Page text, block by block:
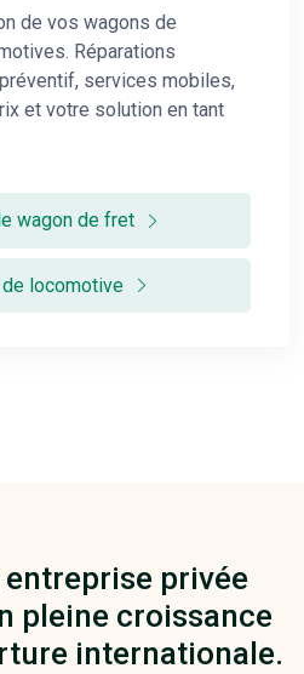
de vos wagons de
Réparations
services mobiles,
et votre solution en tant
wagon de fret
de locomotive
entreprise privée
pleine croissance
internationale.